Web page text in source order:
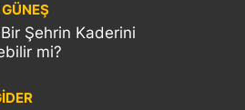
Şehrin Kaderini
mi?